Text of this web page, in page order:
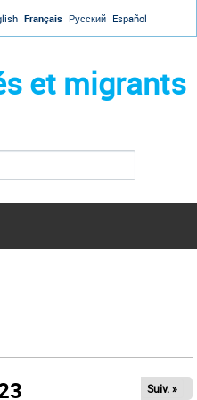
Français Русский Español
et migrants
Suiv. »